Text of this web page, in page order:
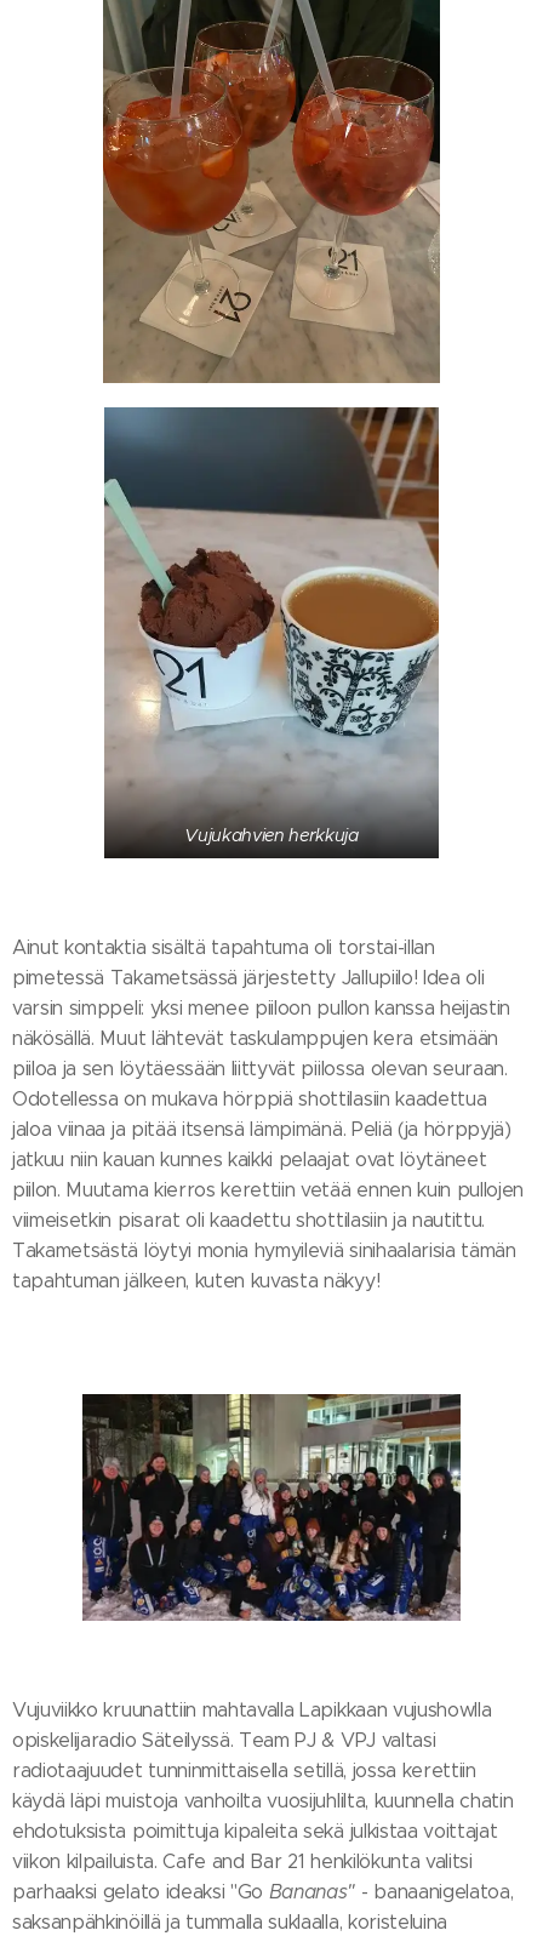
Vujukahvien herkkuja
Ainut kontaktia sisältä tapahtuma oli torstai-illan
pimetessä Takametsässä järjestetty Jallupiilo! Idea oli
varsin simppeli: yksi menee piiloon pullon kanssa heijastin
näkösällä. Muut lähtevät taskulamppujen kera etsimään
piiloa ja sen löytäessään liittyvät piilossa olevan seuraan.
Odotellessa on mukava hörppiä shottilasiin kaadettua
jaloa viinaa ja pitää itsensä lämpimänä. Peliä (ja hörppyjä)
jatkuu niin kauan kunnes kaikki pelaajat ovat löytäneet
piilon. Muutama kierros kerettiin vetää ennen kuin pullojen
viimeisetkin pisarat oli kaadettu shottilasiin ja nautittu.
Takametsästä löytyi monia hymyileviä sinihaalarisia tämän
tapahtuman jälkeen, kuten kuvasta näkyy!
Vujuviikko kruunattiin mahtavalla Lapikkaan vujushowlla
opiskelijaradio Säteilyssä. Team PJ & VPJ valtasi
radiotaajuudet tunninmittaisella setillä, jossa kerettiin
käydä läpi muistoja vanhoilta vuosijuhlilta, kuunnella chatin
ehdotuksista poimittuja kipaleita sekä julkistaa voittajat
viikon kilpailuista. Cafe and Bar 21 henkilökunta valitsi
parhaaksi gelato ideaksi "Go Bananas" - banaanigelatoa,
saksanpähkinöillä ja tummalla suklaalla, koristeluina